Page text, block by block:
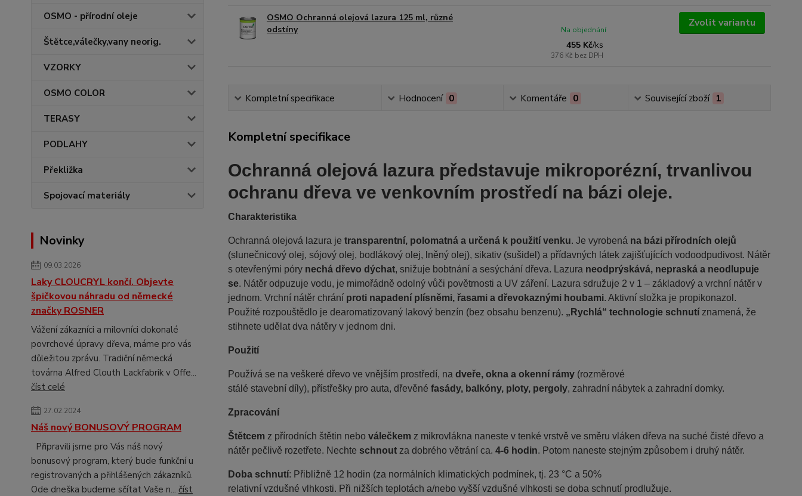
OSMO - přírodní oleje
Štětce,válečky,vany neorig.
VZORKY
OSMO COLOR
TERASY
PODLAHY
Překližka
Spojovací materiály
Novinky
09.03.2026
Laky CLOUCRYL končí. Objevte
špičkovou náhradu od německé
značky ROSNER
Vážení zákazníci a milovníci dokonalé
povrchové úpravy dřeva, máme pro vás
důležitou zprávu. Tradiční německá
továrna Alfred Clouth Lackfabrik v Offe...
číst celé
27.02.2024
Náš nový BONUSOVÝ PROGRAM
Připravili jsme pro Vás náš nový
bonusový program, který bude funkční u
registrovaných a přihlášených zákazníků.
Ode dneška budeme sčítat Vaše n... číst
OSMO Ochranná olejová lazura 125 ml, různé
odstíny
455 Kč/ks
376 Kč bez DPH
Na objednání
Zvolit variantu
Kompletní specifikace Hodnocení 0 Komentáře 0 Související zboží 1
Kompletní specifikace
Ochranná olejová lazura představuje mikroporézní, trvanlivou
ochranu dřeva ve venkovním prostředí na bázi oleje.
Charakteristika
Ochranná olejová lazura je transparentní, polomatná a určená k použití venku. Je vyrobená na bázi přírodních olejů
(slunečnicový olej, sójový olej, bodlákový olej, lněný olej), sikativ (sušidel) a přídavných látek zajišťujících vodoodpudivost. Nátěr
s otevřenými póry nechá dřevo dýchat, snižuje bobtnání a sesýchání dřeva. Lazura neodprýskává, nepraská a neodlupuje
se. Nátěr odpuzuje vodu, je mimořádně odolný vůči povětrnosti a UV záření. Lazura sdružuje 2 v 1 – základový a vrchní nátěr v
jednom. Vrchní nátěr chrání proti napadení plísněmi, řasami a dřevokaznými houbami. Aktivní složka je propikonazol.
Použité rozpouštědlo je dearomatizovaný lakový benzín (bez obsahu benzenu). „Rychlá“ technologie schnutíznamená, že
stihnete udělat dva nátěry v jednom dni.
Použití
Používá se na veškeré dřevo ve vnějším prostředí, na dveře, okna a okenní rámy(rozměrové
stálé stavební díly), přístřešky pro auta, dřevěné fasády, balkóny, ploty, pergoly, zahradní nábytek a zahradní domky.
Zpracování
Štětcemz přírodních štětin nebo válečkemz mikrovlákna naneste v tenké vrstvě ve směru vláken dřeva na suché čisté dřevo a
nátěr pečlivě rozetřete. Nechte schnoutza dobrého větrání ca. 4-6 hodin. Potom naneste stejným způsobem i druhý nátěr.
Doba schnutí: Přibližně 12 hodin (za normálních klimatických podmínek, tj. 23 °C a 50%
relativní vzdušné vlhkosti. Při nižších teplotách a/nebo vyšší vzdušné vlhkosti se doba schnutí prodlužuje.